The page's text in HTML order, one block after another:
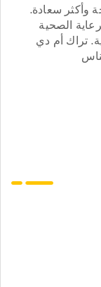
وأكثر سعادة.
الصحية
تراك أم دي